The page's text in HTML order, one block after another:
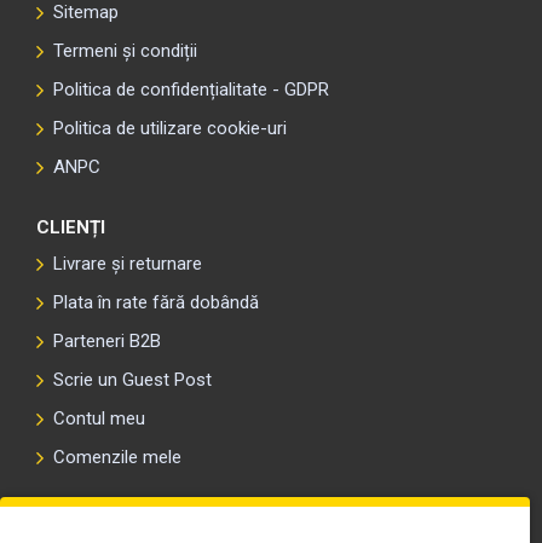
Sitemap
Termeni și condiții
Politica de confidențialitate - GDPR
Politica de utilizare cookie-uri
ANPC
CLIENȚI
Livrare și returnare
Plata în rate fără dobândă
Parteneri B2B
Scrie un Guest Post
Contul meu
Comenzile mele